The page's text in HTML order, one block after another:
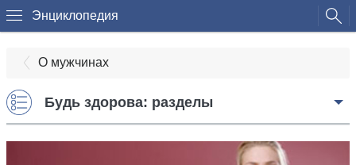
Энциклопедия
О мужчинах
Будь здорова: разделы